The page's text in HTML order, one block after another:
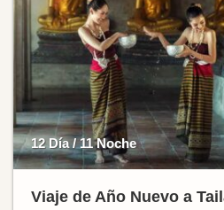
12 Día / 11 Noche
Viaje de Año Nuevo a